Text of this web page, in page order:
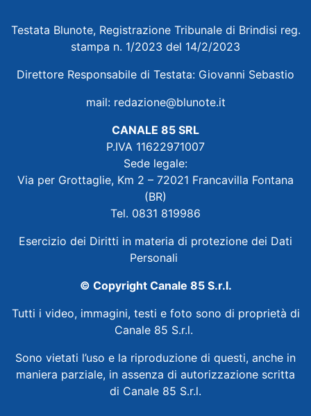
Testata Blunote, Registrazione Tribunale di Brindisi reg.
stampa n. 1/2023 del 14/2/2023
Direttore Responsabile di Testata: Giovanni Sebastio
mail: redazione@blunote.it
CANALE 85 SRL
P.IVA 11622971007
Sede legale:
Via per Grottaglie, Km 2 – 72021 Francavilla Fontana
(BR)
Tel. 0831 819986
Esercizio dei Diritti in materia di protezione dei Dati
Personali
© Copyright Canale 85 S.r.l.
Tutti i video, immagini, testi e foto sono di proprietà di
Canale 85 S.r.l.
Sono vietati l’uso e la riproduzione di questi, anche in
maniera parziale, in assenza di autorizzazione scritta
di Canale 85 S.r.l.